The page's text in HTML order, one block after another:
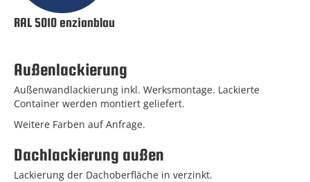
RAL 5010 enzianblau
Außenlackierung
Außenwandlackierung inkl. Werksmontage. Lackierte
Container werden montiert geliefert.
Weitere Farben auf Anfrage.
Dachlackierung außen
Lackierung der Dachoberfläche in verzinkt.